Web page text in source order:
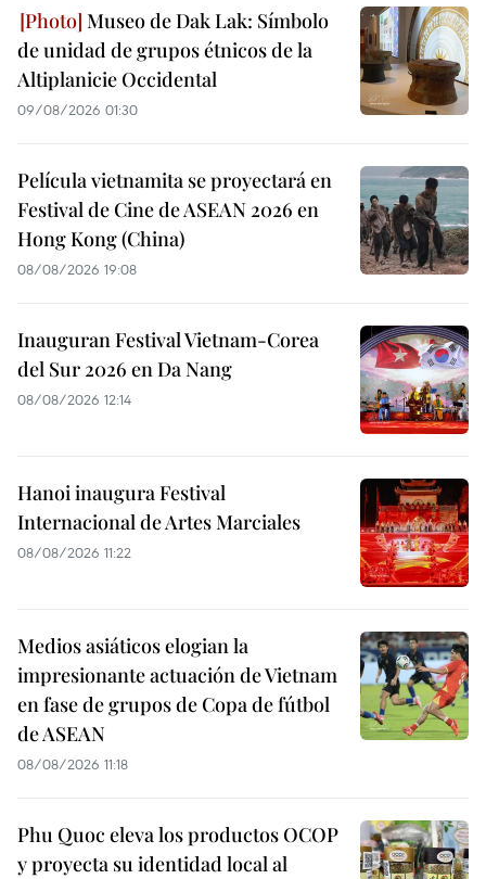
Museo de Dak Lak: Símbolo
de unidad de grupos étnicos de la
Altiplanicie Occidental
09/08/2026 01:30
Película vietnamita se proyectará en
Festival de Cine de ASEAN 2026 en
Hong Kong (China)
08/08/2026 19:08
Inauguran Festival Vietnam-Corea
del Sur 2026 en Da Nang
08/08/2026 12:14
Hanoi inaugura Festival
Internacional de Artes Marciales
08/08/2026 11:22
Medios asiáticos elogian la
impresionante actuación de Vietnam
en fase de grupos de Copa de fútbol
de ASEAN
08/08/2026 11:18
Phu Quoc eleva los productos OCOP
y proyecta su identidad local al